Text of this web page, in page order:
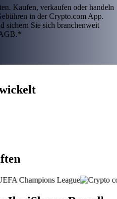
Kaufen, verkaufen oder handeln
in der Crypto.com App.
sichern Sie sich branchenweit